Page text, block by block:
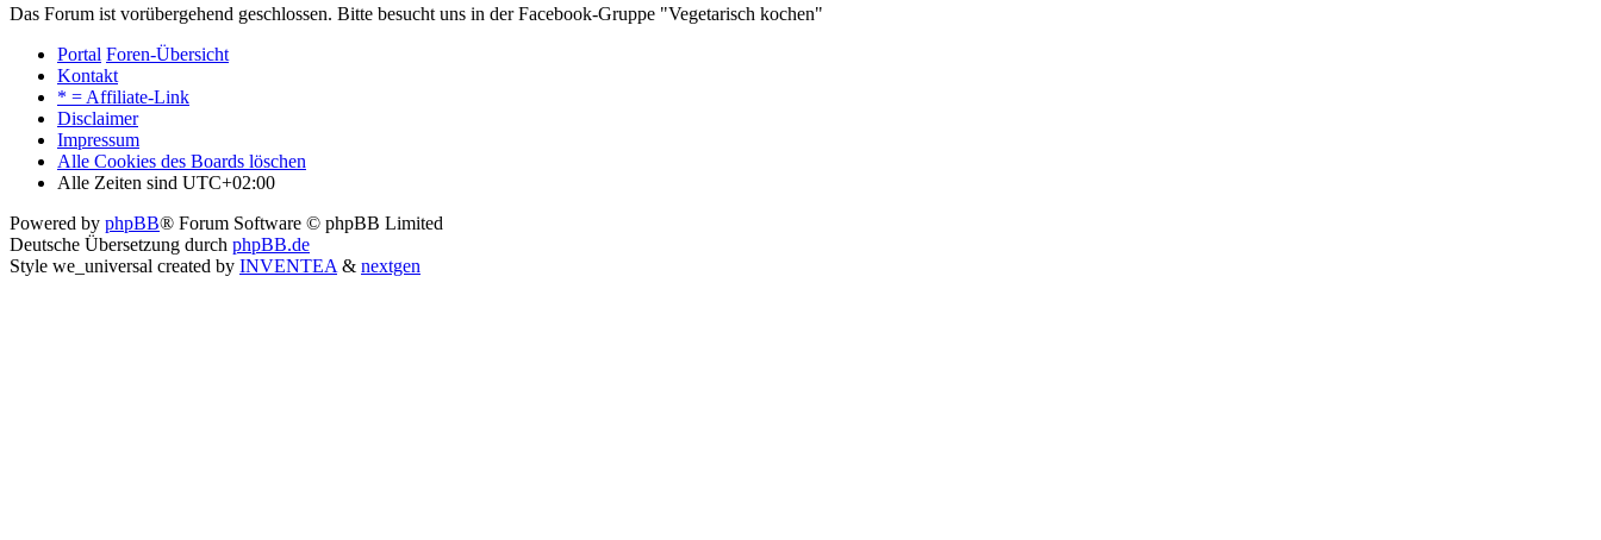
Das Forum ist vorübergehend geschlossen. Bitte besucht uns in der Facebook-Gruppe "Vegetarisch kochen"
Portal Foren-Übersicht
Kontakt
* = Affiliate-Link
Disclaimer
Impressum
Alle Cookies des Boards löschen
Alle Zeiten sind UTC+02:00
Powered by phpBB® Forum Software © phpBB Limited
Deutsche Übersetzung durch phpBB.de
Style we_universal created by INVENTEA & nextgen